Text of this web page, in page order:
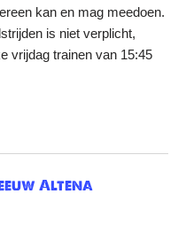
kan en mag meedoen.
is niet verplicht,
vrijdag trainen van 15:45
Altena